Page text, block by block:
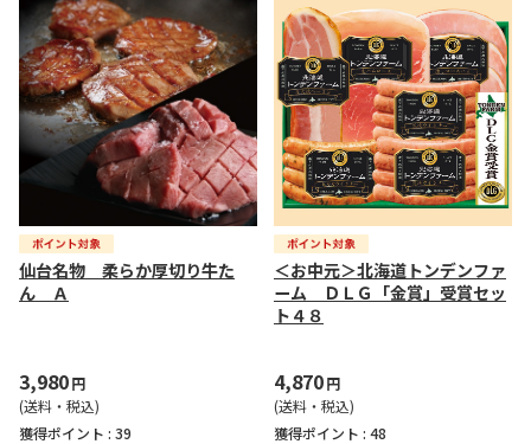
仙台名物 柔らか厚切り牛た
ん Ａ
3,980円
(送料・税込)
獲得ポイント : 39
＜お中元＞北海道トンデンファ
ーム ＤＬＧ「金賞」受賞セッ
ト４８
4,870円
(送料・税込)
獲得ポイント : 48